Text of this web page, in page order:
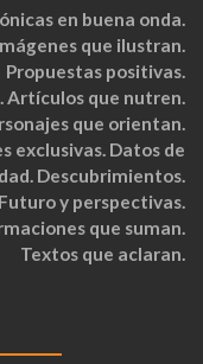
en buena onda.
que ilustran.
Propuestas positivas.
Artículos que nutren.
que orientan.
exclusivas. Datos de
Descubrimientos.
Futuro y perspectivas.
que suman.
Textos que aclaran.